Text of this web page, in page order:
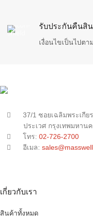
รับประกันคืนสิ
เงื่อนไขเป็นไปต
37/1 ซอยเฉลิมพระเกี
ประเวศ กรุงเทพมหาน
โทร: 02-726-2700
อีเมล:
เกี่ยวกับเรา
สินค้าทั้งหมด